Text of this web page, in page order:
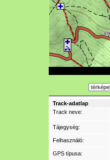
Track-adatlap
Track neve:
Tájegység:
Felhasználó:
GPS típusa: